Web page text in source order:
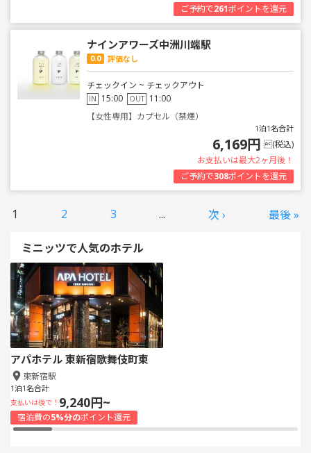
ご予約で261ポイントを還元
ナインアワーズ中洲川端駅
0.0 評価なし
チェックイン ~ チェックアウト
IN 15:00 OUT 11:00
【女性専用】カプセル（禁煙）
1泊1名合計
6,169円 (税込)
お支払いは最大2ヶ月後！
ご予約で308ポイントを還元
1 2 3 ... 次 › 最後 »
ミニッツで人気のホテル
アパホテル 東新宿歌舞伎町東
東新宿駅
1泊1名合計
支払いは後で！ 9,240円~
宿泊費の5%分のポイント還元